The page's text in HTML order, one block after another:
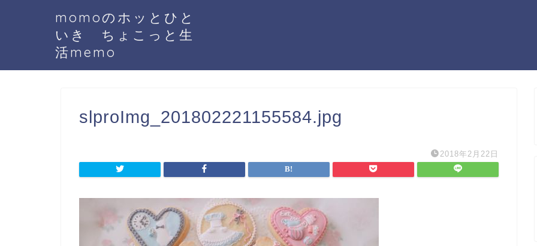
momoのホッとひと
いき ちょこっと生
活memo
slproImg_201802221155584.jpg
2018年2月22日